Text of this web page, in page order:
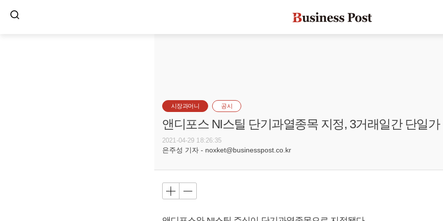
시장과머니 공시
앤디포스 NI스틸 단기과열종목 지정, 3거래일간 단일가
2021-04-29 18:26:35
은주성 기자 - noxket@businesspost.co.kr